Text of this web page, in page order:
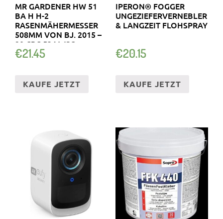
MR GARDENER HW 51
BA H H-2
RASENMÄHERMESSER
508MM VON BJ. 2015 –
20 CRC 534 WSQ
€21.45
KAUFE JETZT
IPERON® FOGGER
UNGEZIEFERVERNEBLER
& LANGZEIT FLOHSPRAY
€20.15
KAUFE JETZT